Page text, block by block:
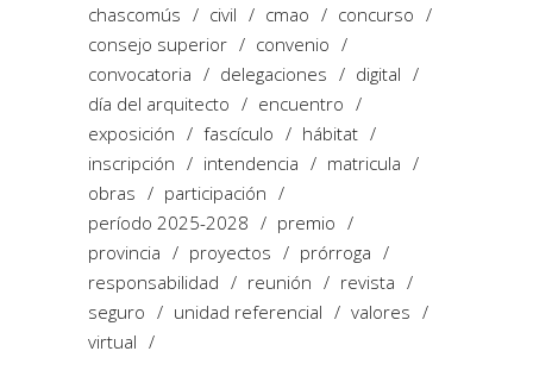
chascomús
civil cmao
concurso
consejo superior
convenio
convocatoria
delegaciones
digital
día del arquitecto
encuentro
exposición
fascículo
hábitat
inscripción
intendencia
matricula
obras
participación
período 2025-2028
premio
provincia
proyectos
prórroga
responsabilidad
reunión
revista
seguro
unidad referencial
valores
virtual